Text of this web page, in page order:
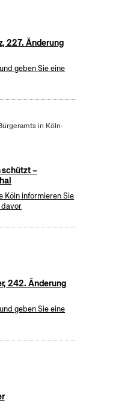
227. Änderung
geben Sie eine
in Köln-
schützt –
Köln informieren Sie
242. Änderung
geben Sie eine